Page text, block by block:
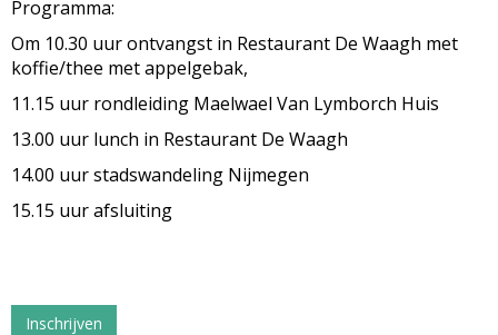
Programma:
Om 10.30 uur ontvangst in Restaurant De Waagh met
koffie/thee met appelgebak,
11.15 uur rondleiding Maelwael Van Lymborch Huis
13.00 uur lunch in Restaurant De Waagh
14.00 uur stadswandeling Nijmegen
15.15 uur afsluiting
Inschrijven